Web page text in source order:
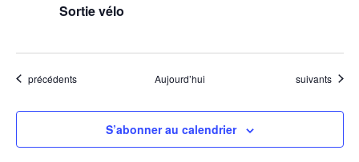
Sortie vélo
Évènements
précédents Aujourd’hui Évènements
suivants
S’abonner au calendrier